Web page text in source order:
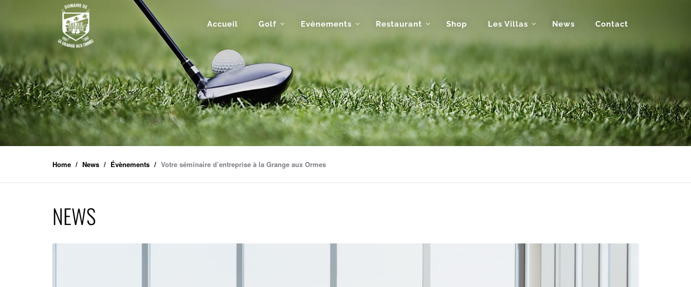
Accueil Golf Evènements Restaurant Shop Les Villas News Contact
Home News Évènements Votre séminaire d’entreprise à la Grange aux Ormes
NEWS